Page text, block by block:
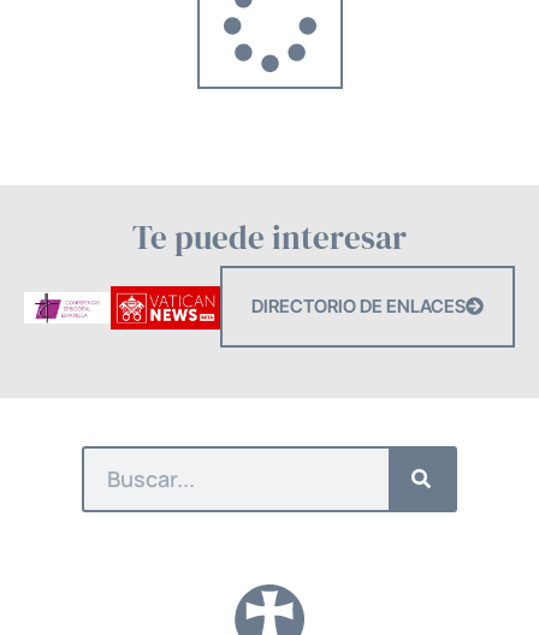
Te puede interesar
DIRECTORIO DE ENLACES